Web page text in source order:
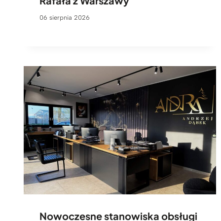
06 sierpnia 2026
Nowoczesne stanowiska obsługi